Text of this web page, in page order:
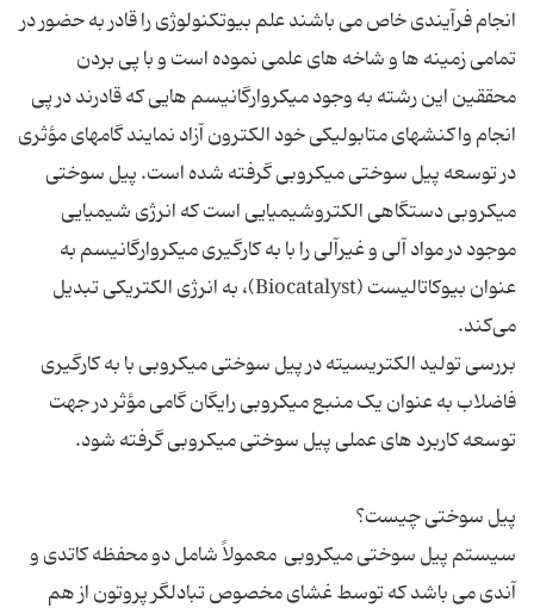
انجام فرآیندی خاص می باشند علم بیوتکنولوژی را قادر به حضور در
تمامی زمینه ها و شاخه های علمی نموده است و با پی بردن
محققین این رشته به وجود میکروارگانیسم هایی که قادرند در پی
انجام واکنشهای متابولیکی خود الکترون آزاد نمایند گامهای مؤثری
در توسعه پیل سوختی میکروبی گرفته شده است. پیل سوختی
میکروبی دستگاهی الکتروشیمیایی است که انرژی شیمیایی
موجود در مواد آلی و غیرآلی را با به کارگیری میکروارگانیسم به
عنوان بیوکاتالیست (Biocatalyst)، به انرژی الکتریکی تبدیل
می‌کند.
بررسی تولید الکتریسیته در پیل سوختی میکروبی با به کارگیری
فاضلاب به عنوان یک منبع میکروبی رایگان گامی مؤثر در جهت
توسعه کاربرد های عملی پیل سوختی میکروبی گرفته شود.
پیل سوختی چیست؟
سیستم پیل سوختی میکروبی معمولاً شامل دو محفظه کاتدی و
آندی می باشد که توسط غشای مخصوص تبادلگر پروتون از هم